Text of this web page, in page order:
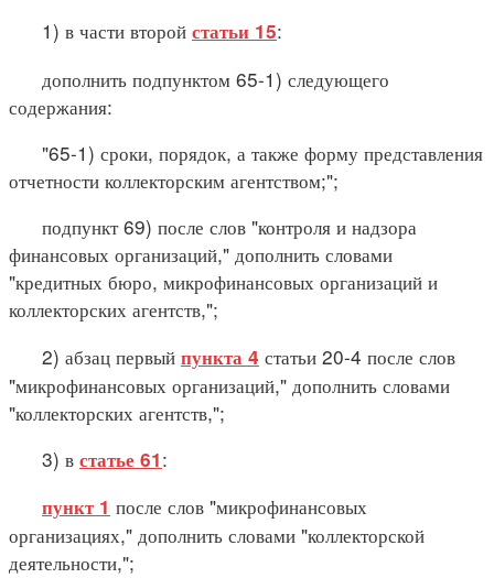
1) в части второй статьи 15:
дополнить подпунктом 65-1) следующего
содержания:
"65-1) сроки, порядок, а также форму представления
отчетности коллекторским агентством;";
подпункт 69) после слов "контроля и надзора
финансовых организаций," дополнить словами
"кредитных бюро, микрофинансовых организаций и
коллекторских агентств,";
2) абзац первый пункта 4 статьи 20-4 после слов
"микрофинансовых организаций," дополнить словами
"коллекторских агентств,";
3) в статье 61:
пункт 1 после слов "микрофинансовых
организациях," дополнить словами "коллекторской
деятельности,";